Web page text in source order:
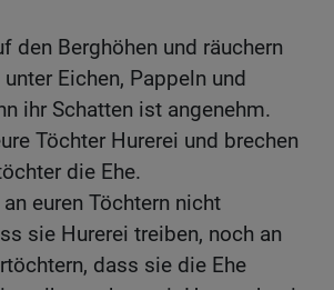
den Berghöhen und räuchern
Eichen, Pappeln und
ihr Schatten ist angenehm.
Töchter Hurerei und brechen
die Ehe.
euren Töchtern nicht
sie Hurerei treiben, noch an
dass sie die Ehe